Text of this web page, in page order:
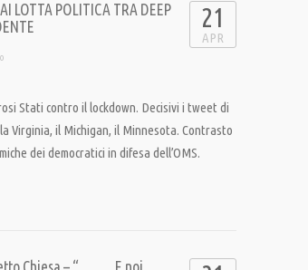
LOTTA POLITICA TRA DEEP
21
APR
Stati contro il lockdown. Decisivi i tweet di
Virginia, il Michigan, il Minnesota. Contrasto
dei democratici in difesa dell’OMS.